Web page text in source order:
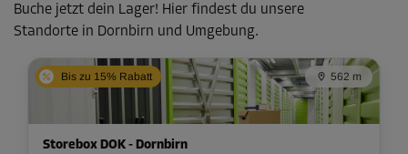
Buche jetzt dein Lager! Hier findest du unsere
Standorte in Dornbirn und Umgebung.
Bis zu 15% Rabatt 562 m
Storebox DOK - Dornbirn